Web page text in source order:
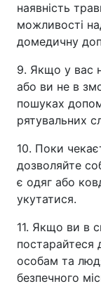
наявність
можливості
домедичну
9. Якщо у вас
або ви не в
пошуках
рятувальних
10. Поки
дозволяйте
є одяг або
укутатися.
11. Якщо ви в
постарайтеся
особам та
безпечного